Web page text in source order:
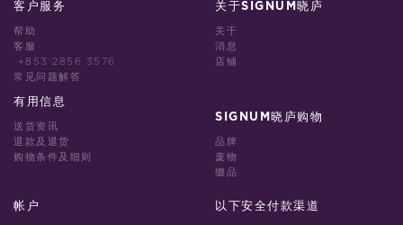
客户服务
帮助
客服
+853 2856 3576
常见问题解答
有用信息
送货资讯
退款及退货
购物条件及细则
关于SIGNUM晓庐
关于
消息
店铺
SIGNUM晓庐购物
品牌
庞物
缀品
帐户 以下安全付款渠道